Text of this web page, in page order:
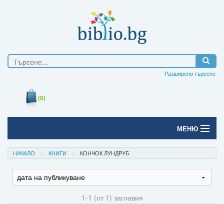
Разширено търсене
(0)
МЕНЮ
Начало
Печатни книги
НАЧАЛО КНИГИ КОНЧОК ЛУНДРУБ
1-1 (от 1) заглавия